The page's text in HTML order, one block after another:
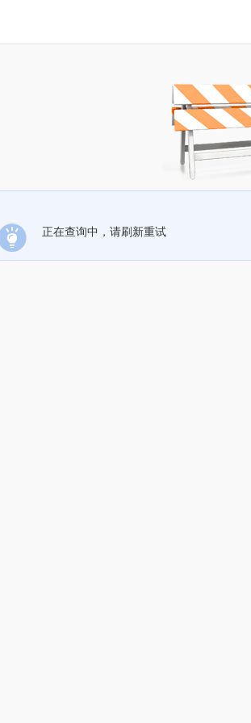
正在查询中，请刷新重试